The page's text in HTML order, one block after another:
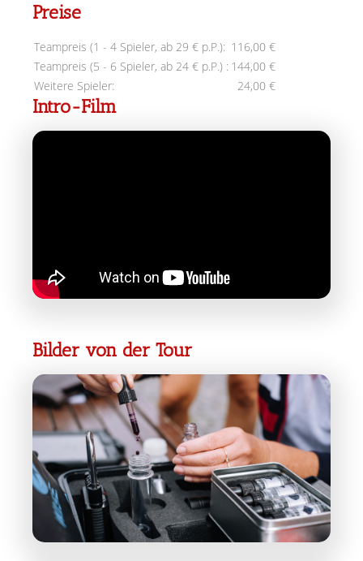
Preise
Teampreis (1 - 4 Spieler, ab 29 € p.P.): 116,00 €
Teampreis (5 - 6 Spieler, ab 24 € p.P.) : 144,00 €
Weitere Spieler:
24,00 €
Intro-Film
Bilder von der Tour